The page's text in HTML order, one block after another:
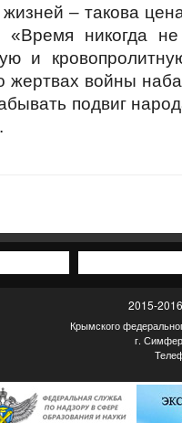
– такова
никогда
и
войны
подвиг
2015-
Крымского
г.